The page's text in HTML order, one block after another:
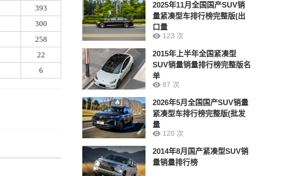
393
300
258
22
6
2025年11月全国国产SUV销
量紧凑型车排行榜完整版(出
口量
123 次
2015年上半年全国紧凑型
SUV销量销量排行榜完整版名
单
87 次
2026年5月全国国产SUV销量
紧凑型车排行榜完整版(批发
量
120 次
2014年8月国产紧凑型SUV销
量销量排行榜